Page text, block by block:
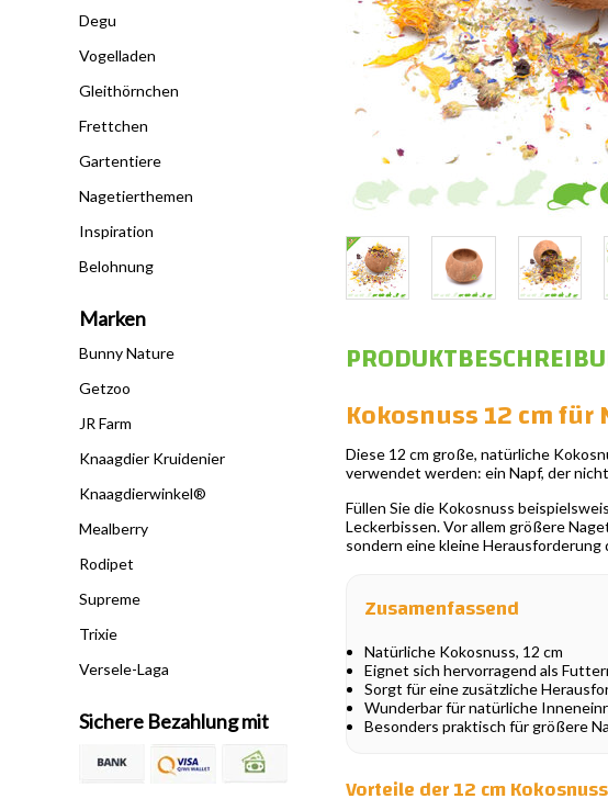
Degu
Vogelladen
Gleithörnchen
Frettchen
Gartentiere
Nagetierthemen
Inspiration
Belohnung
Marken
Bunny Nature
Getzoo
JR Farm
Knaagdier Kruidenier
Knaagdierwinkel®
Mealberry
Rodipet
Supreme
Trixie
Versele-Laga
Sichere Bezahlung mit
Kokosnuss 12 cm
Diese 12 cm große, natürliche
verwendet werden: ein Napf, der
Füllen Sie die Kokosnuss
Leckerbissen. Vor allem größere
sondern eine kleine Herausforderung
Zusamenfassend
Natürliche Kokosnuss, 12 cm
Eignet sich hervorragend als
Sorgt für eine zusätzliche
Wunderbar für natürliche
Besonders praktisch für größere
Vorteile der 12 cm Kokosnuss